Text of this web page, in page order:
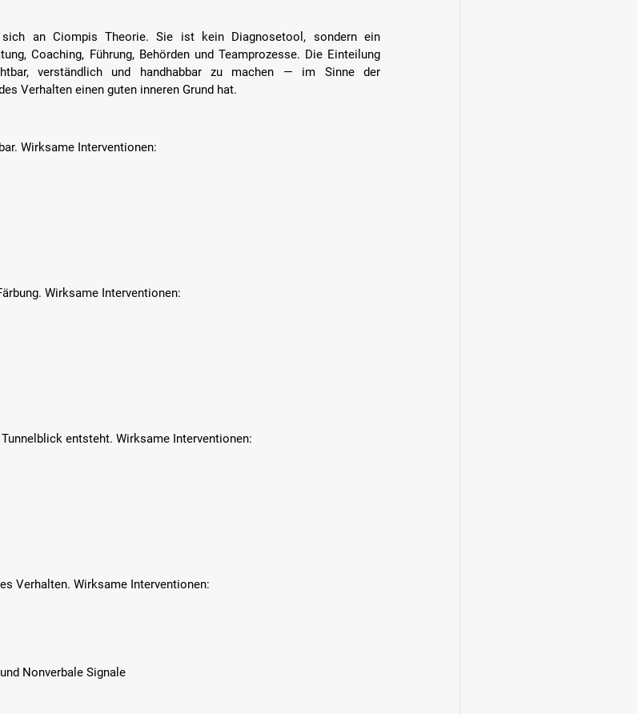
sich an Ciompis Theorie. Sie ist kein Diagnosetool, sondern ein
Coaching, Führung, Behörden und Teamprozesse. Die Einteilung
verständlich und handhabbar zu machen — im Sinne der
Verhalten einen guten inneren Grund hat.
Wirksame Interventionen:
Wirksame Interventionen:
entsteht. Wirksame Interventionen:
Verhalten. Wirksame Interventionen:
Nonverbale Signale